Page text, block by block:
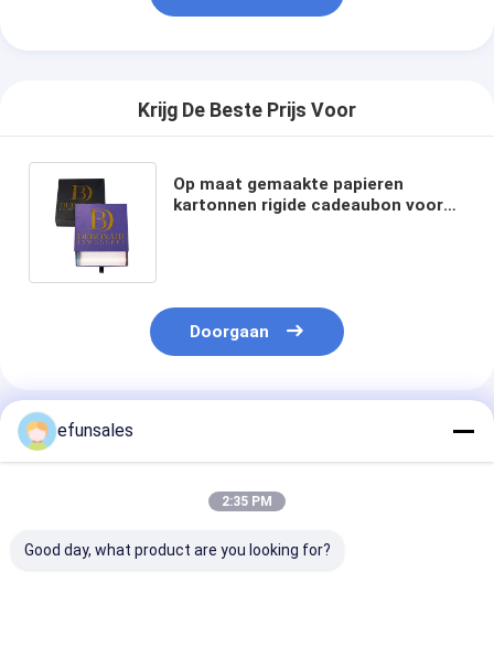
Krijg De Beste Prijs Voor
Op maat gemaakte papieren
kartonnen rigide cadeaubon voor
Doorgaan
Geadviseerde Producten
efunsales
2:35 PM
Good day, what product are you looking for?